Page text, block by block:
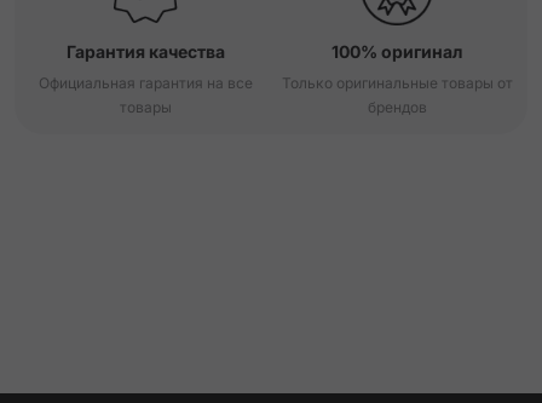
Гарантия качества
Официальная гарантия на все
товары
100% оригинал
Только оригинальные товары от
брендов